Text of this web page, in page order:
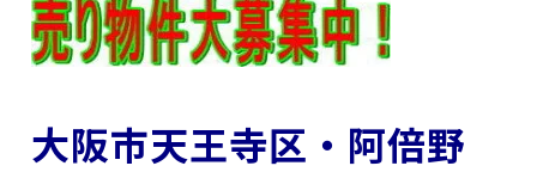
大阪市天王寺区・阿倍野